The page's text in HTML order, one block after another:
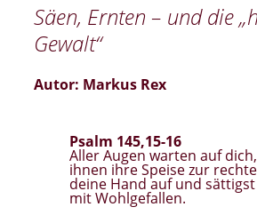
Säen, Ernten – und die
Gewalt“
Autor: Markus Rex
Psalm 145,15-16
Aller Augen warten auf
ihnen ihre Speise zur
deine Hand auf und
mit Wohlgefallen.